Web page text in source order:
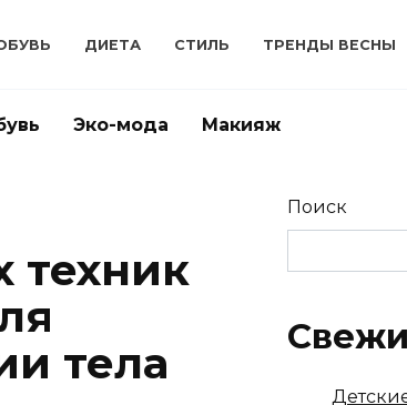
ДИЕТА СТИЛЬ ТРЕНДЫ ВЕСНЫ
Эко-мода Макияж
техник
тела
Поиск